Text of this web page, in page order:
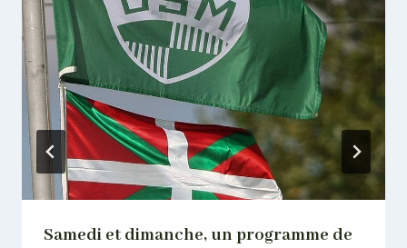
Samedi et dimanche, un programme de